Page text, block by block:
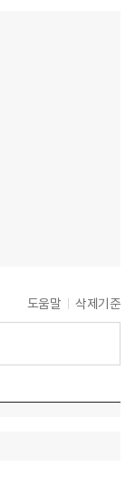
도움말 삭제기준